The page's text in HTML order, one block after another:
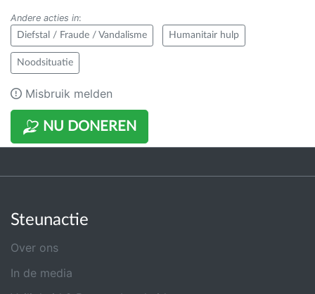
NU DONEREN
Andere acties in:
Diefstal / Fraude / Vandalisme Humanitair hulp
Noodsituatie
Misbruik melden
Steunactie
Over ons
In de media